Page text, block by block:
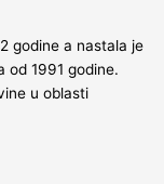
godine a nastala je
od 1991 godine.
u oblasti